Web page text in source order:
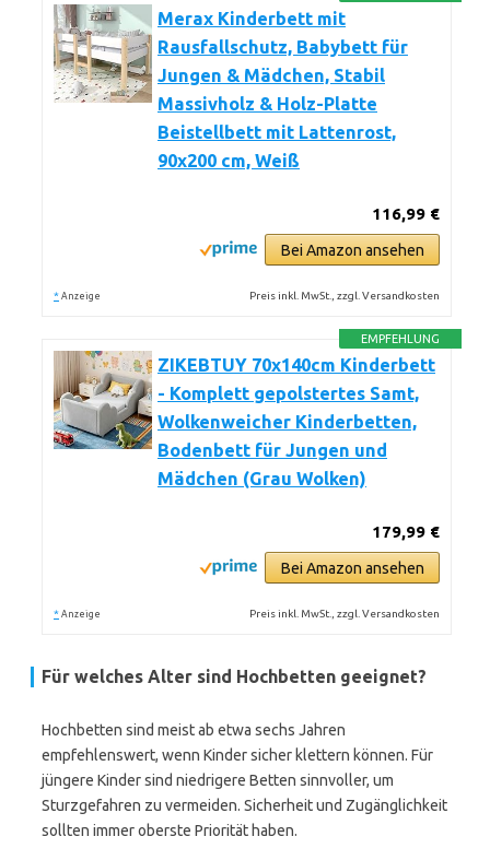
Merax Kinderbett mit
Rausfallschutz, Babybett für
Jungen & Mädchen, Stabil
Massivholz & Holz-Platte
Beistellbett mit Lattenrost,
90x200 cm, Weiß
116,99 €
Bei Amazon ansehen
* Anzeige Preis inkl. MwSt., zzgl. Versandkosten
EMPFEHLUNG
ZIKEBTUY 70x140cm Kinderbett
- Komplett gepolstertes Samt,
Wolkenweicher Kinderbetten,
Bodenbett für Jungen und
Mädchen (Grau Wolken)
179,99 €
Bei Amazon ansehen
* Anzeige Preis inkl. MwSt., zzgl. Versandkosten
Für welches Alter sind Hochbetten geeignet?
Hochbetten sind meist ab etwa sechs Jahren
empfehlenswert, wenn Kinder sicher klettern können. Für
jüngere Kinder sind niedrigere Betten sinnvoller, um
Sturzgefahren zu vermeiden. Sicherheit und Zugänglichkeit
sollten immer oberste Priorität haben.